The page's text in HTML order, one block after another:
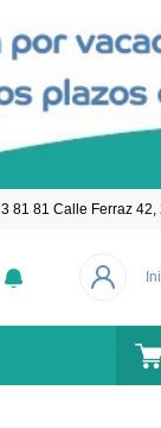
81 81 Calle Ferraz